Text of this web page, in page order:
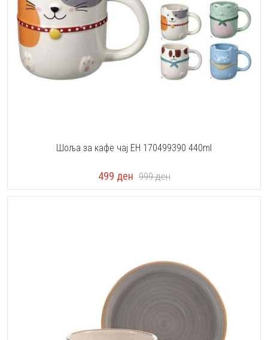
Шоља за кафе чај EH 170499390 440ml
499 ден 999ден